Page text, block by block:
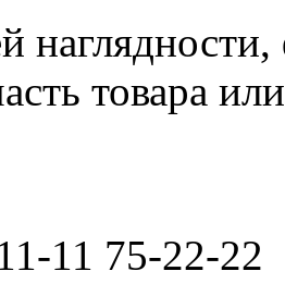
наглядности,
товара
11 75-22-22